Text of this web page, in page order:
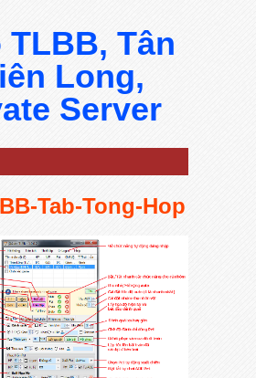
Tân
Long,
Server
Tab-Tong-Hop